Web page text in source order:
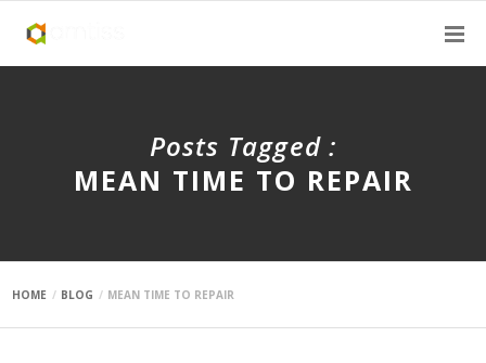
Posts Tagged :
MEAN TIME TO REPAIR
HOME BLOG MEAN TIME TO REPAIR